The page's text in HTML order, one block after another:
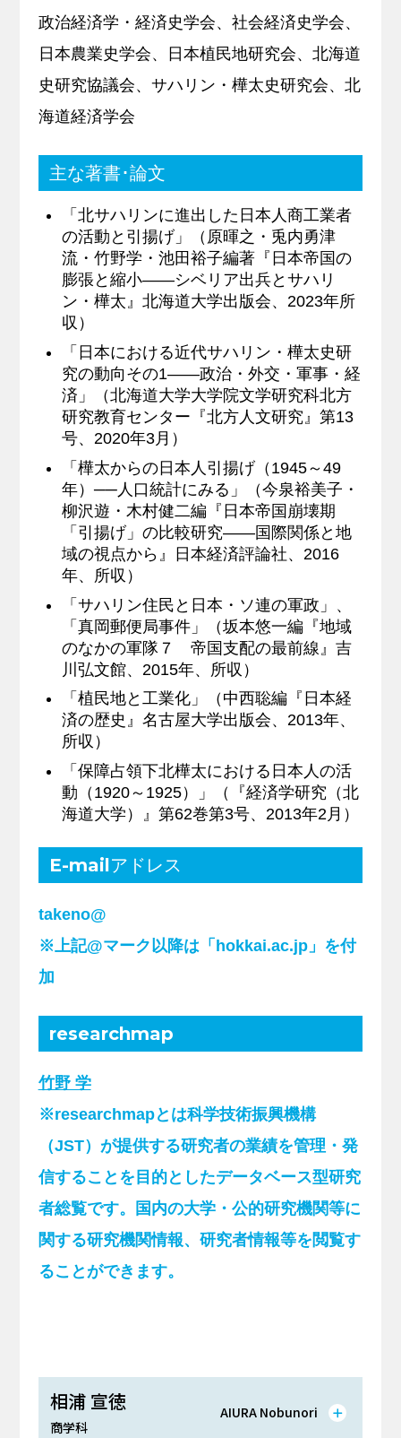
政治経済学・経済史学会、社会経済史学会、
日本農業史学会、日本植民地研究会、北海道
史研究協議会、サハリン・樺太史研究会、北
海道経済学会
主な著書･論文
「北サハリンに進出した日本人商工業者
の活動と引揚げ」（原暉之・兎内勇津
流・竹野学・池田裕子編著『日本帝国の
膨張と縮小――シベリア出兵とサハリ
ン・樺太』北海道大学出版会、2023年所
収）
「日本における近代サハリン・樺太史研
究の動向その1――政治・外交・軍事・経
済」（北海道大学大学院文学研究科北方
研究教育センター『北方人文研究』第13
号、2020年3月）
「樺太からの日本人引揚げ（1945～49
年）──人口統計にみる」（今泉裕美子・
柳沢遊・木村健二編『日本帝国崩壊期
「引揚げ」の比較研究――国際関係と地
域の視点から』日本経済評論社、2016
年、所収）
「サハリン住民と日本・ソ連の軍政」、
「真岡郵便局事件」（坂本悠一編『地域
のなかの軍隊７ 帝国支配の最前線』吉
川弘文館、2015年、所収）
「植民地と工業化」（中西聡編『日本経
済の歴史』名古屋大学出版会、2013年、
所収）
「保障占領下北樺太における日本人の活
動（1920～1925）」（『経済学研究（北
海道大学）』第62巻第3号、2013年2月）
E-mailアドレス
takeno@
※上記@マーク以降は「hokkai.ac.jp」を付
加
researchmap
竹野 学
※researchmapとは科学技術振興機構
（JST）が提供する研究者の業績を管理・発
信することを目的としたデータベース型研究
者総覧です。国内の大学・公的研究機関等に
関する研究機関情報、研究者情報等を閲覧す
ることができます。
相浦 宣徳
商学科
AIURA Nobunori